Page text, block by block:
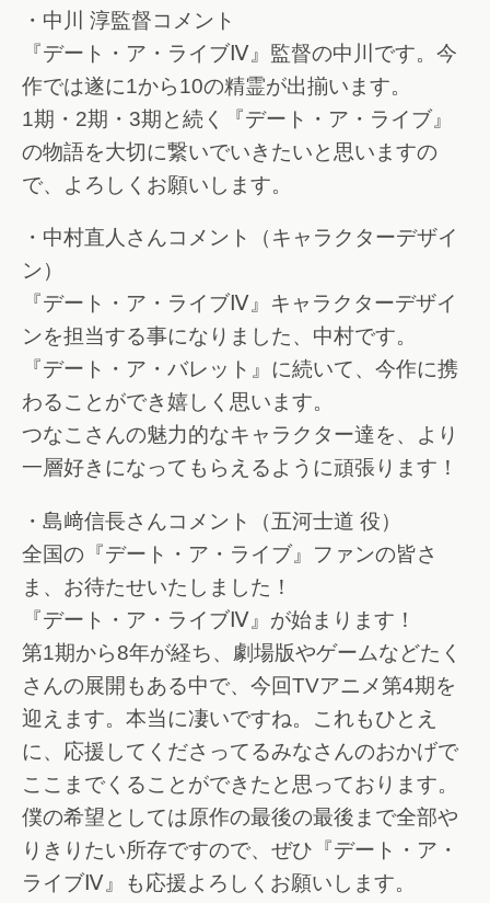
・中川 淳監督コメント
『デート・ア・ライブⅣ』監督の中川です。今
作では遂に1から10の精霊が出揃います。
1期・2期・3期と続く『デート・ア・ライブ』
の物語を大切に繋いでいきたいと思いますの
で、よろしくお願いします。
・中村直人さんコメント（キャラクターデザイ
ン）
『デート・ア・ライブⅣ』キャラクターデザイ
ンを担当する事になりました、中村です。
『デート・ア・バレット』に続いて、今作に携
わることができ嬉しく思います。
つなこさんの魅力的なキャラクター達を、より
一層好きになってもらえるように頑張ります！
・島﨑信長さんコメント（五河士道 役）
全国の『デート・ア・ライブ』ファンの皆さ
ま、お待たせいたしました！
『デート・ア・ライブⅣ』が始まります！
第1期から8年が経ち、劇場版やゲームなどたく
さんの展開もある中で、今回TVアニメ第4期を
迎えます。本当に凄いですね。これもひとえ
に、応援してくださってるみなさんのおかげで
ここまでくることができたと思っております。
僕の希望としては原作の最後の最後まで全部や
りきりたい所存ですので、ぜひ『デート・ア・
ライブⅣ』も応援よろしくお願いします。